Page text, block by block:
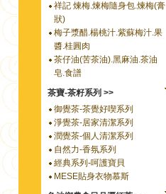
祥記 煉梅.煉梅隨身包.煉梅(膏
狀)
梅子漿醋.楊桃汁.紫蘇梅汁.果
醬.桂圓肉
茶仔油(苦茶油).黑麻油.茶油
皂.食譜
茶寶-茶籽系列 >>
御覺茶-茶覺好喫系列
淨覺茶-居家清潔系列
潤覺茶-個人清潔系列
自然力-香氛系列
經典系列-呵護寶貝
MESE貼身衣物慕斯